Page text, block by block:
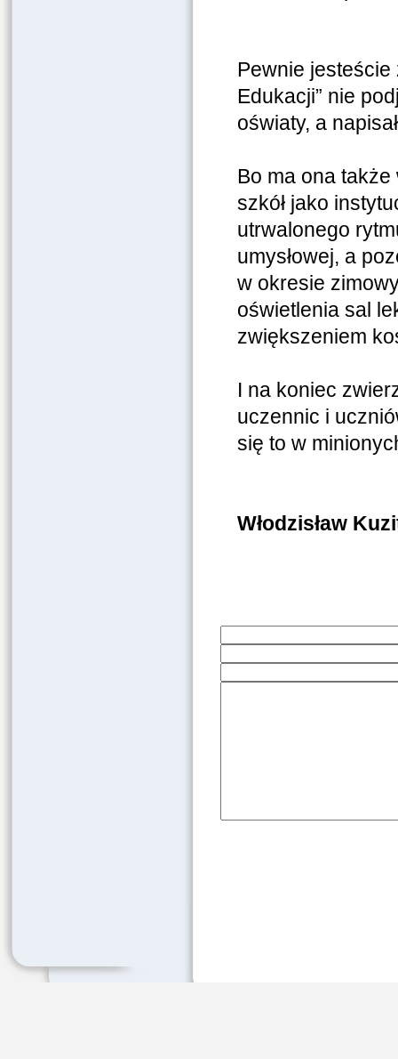
Pewnie jesteście
Edukacji” nie
oświaty, a
Bo ma ona
szkół jako
utrwalonego
umysłowej, a
w okresie
oświetlenia sal
zwiększeniem
I na koniec
uczennic i
się to w
Włodzisław